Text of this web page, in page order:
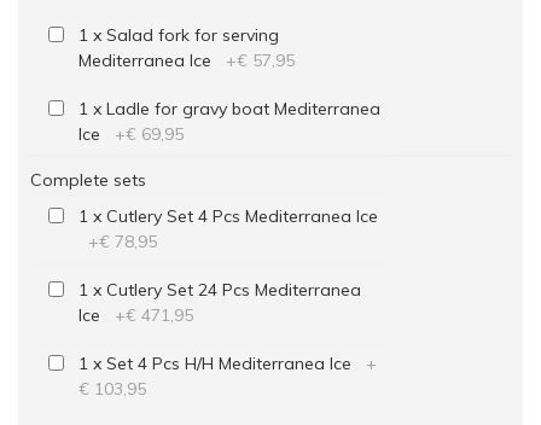
1 x Salad fork for serving
Mediterranea Ice +€ 57,95
1 x Ladle for gravy boat Mediterranea
Ice +€ 69,95
Complete sets
1 x Cutlery Set 4 Pcs Mediterranea Ice
+€ 78,95
1 x Cutlery Set 24 Pcs Mediterranea
Ice +€ 471,95
1 x Set 4 Pcs H/H Mediterranea Ice +
€ 103,95